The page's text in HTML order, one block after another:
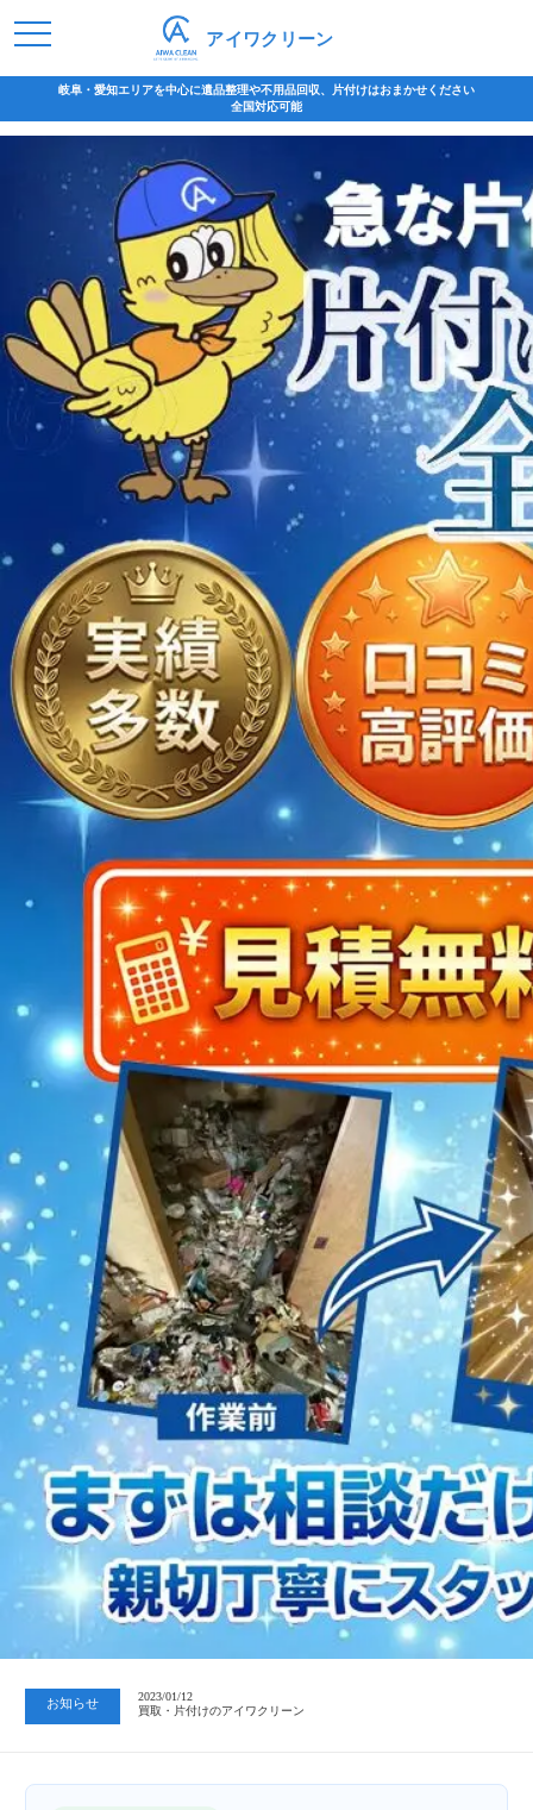
アイワクリーン
お知らせ
2023/01/12
買取・片付けのアイワクリーン
2023/07/24
中日新聞 岐阜版「空き家対策SOS」コーナーに掲載いただきまし…
2023/01/12
買取・片付けのアイワクリーン
中日新聞 岐阜版「空き家対策SOS」コーナーに掲載いただきまし…